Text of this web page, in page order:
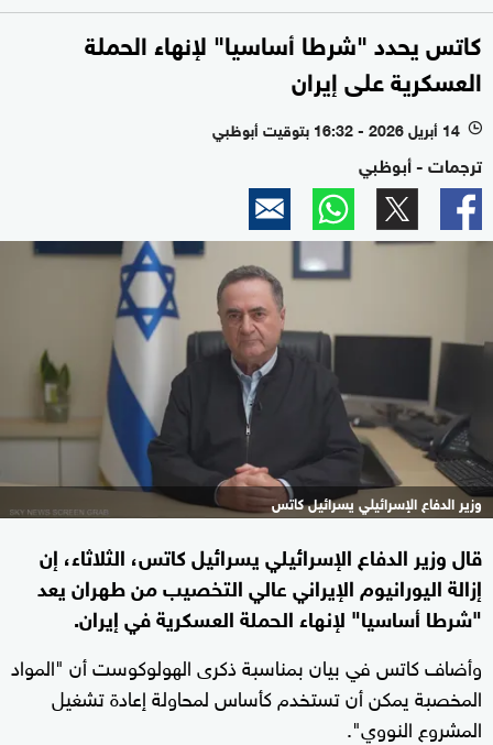
كاتس يحدد "شرطا أساسيا" لإنهاء الحملة
العسكرية على إيران
l 14 أبريل 2026 - 16:32 بتوقيت أبوظبي
ترجمات - أبوظبي
وزير الدفاع الإسرائيلي يسرائيل كاتس
قال وزير الدفاع الإسرائيلي يسرائيل كاتس، الثلاثاء، إن
إزالة اليورانيوم الإيراني عالي التخصيب من طهران يعد
"شرطا أساسيا" لإنهاء الحملة العسكرية في إيران.
وأضاف كاتس في بيان بمناسبة ذكرى الهولوكوست أن "المواد
المخصبة يمكن أن تستخدم كأساس لمحاولة إعادة تشغيل
المشروع النووي".